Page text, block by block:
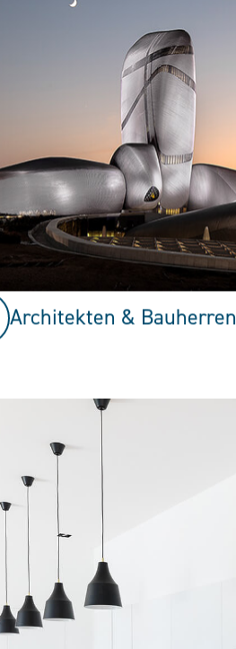
Architekten & Bauherren